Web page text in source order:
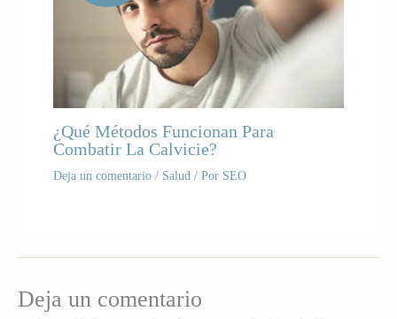
¿Qué Métodos Funcionan Para
Combatir La Calvicie?
Deja un comentario / Salud / Por SEO
Deja un comentario